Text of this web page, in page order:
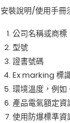
安裝說明/使用手冊
公司名稱或商
型號
證書號碼
Ex marking 標
環境溫度，例
產品電氣額定資
使用防爆標準資